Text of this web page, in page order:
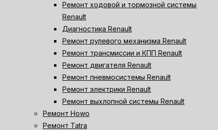
Ремонт ходовой и тормозной системы
Renault
Диагностика Renault
Ремонт рулевого механизма Renault
Ремонт трансмиссии и КПП Renault
Ремонт двигателя Renault
Ремонт пневмосистемы Renault
Ремонт электрики Renault
Ремонт выхлопной системы Renault
Ремонт Howo
Ремонт Tatra